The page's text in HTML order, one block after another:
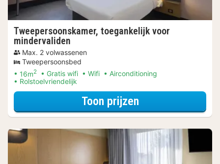
Tweepersoonskamer, toegankelijk voor
mindervaliden
Max. 2 volwassenen
Tweepersoonsbed
16m2 Gratis wifi Wifi
Airconditioning
Rolstoelvriendelijk
Toon prijzenvoor Beleef de